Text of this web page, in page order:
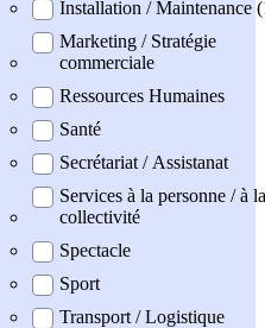
Installation / Maintenance
Marketing / Stratégie
commerciale
Ressources Humaines
Santé
Secrétariat / Assistanat
Services à la personne / à la
collectivité
Spectacle
Sport
Transport / Logistique